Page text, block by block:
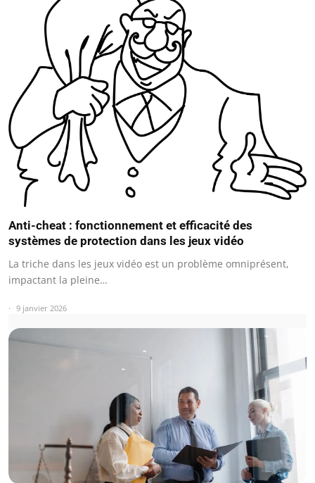
Anti-cheat : fonctionnement et efficacité des
systèmes de protection dans les jeux vidéo
La triche dans les jeux vidéo est un problème omniprésent,
impactant la pleine…
9 janvier 2026